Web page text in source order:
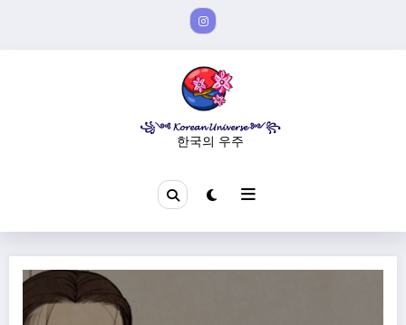
꧁༺ 𝓚𝓸𝓻𝓮𝓪𝓷 𝓤𝓷𝓲𝓿𝓮𝓻𝓼𝓮 ༻꧂
한국의 우주
Biographie de Yu Gwan-sun